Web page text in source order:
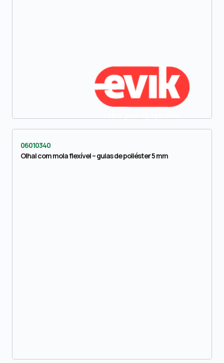
06010340
Olhal com mola flexível – guias de poliéster 5 mm